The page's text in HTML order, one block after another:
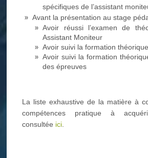
spécifiques de l’assistant
Avant la présentation au stage
Avoir réussi l’examen de
Assistant Moniteur
Avoir suivi la formation
Avoir suivi la formation
des épreuves
La liste exhaustive de la matière à
compétences pratique à
consultée ici